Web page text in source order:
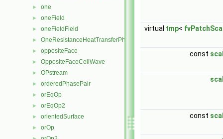
► one
► oneField
► oneFieldField
► OneResistanceHeatTransferPhaseSystem
► oppositeFace
► OppositeFaceCellWave
► OPstream
► orderedPhasePair
► orEqOp
► orEqOp2
► orientedSurface
► orOp
virtual tmp<
const
const